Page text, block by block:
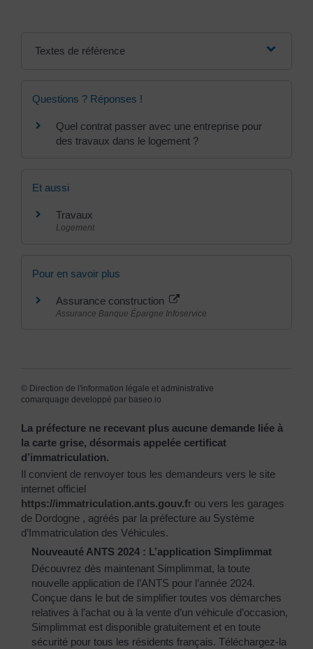
Textes de référence
Questions ? Réponses !
Quel contrat passer avec une entreprise pour
des travaux dans le logement ?
Et aussi
Travaux
Logement
Pour en savoir plus
Assurance construction
Assurance Banque Épargne Infoservice
© Direction de l'information légale et administrative
comarquage developpé par baseo.io
La préfecture ne recevant plus aucune demande liée à
la carte grise, désormais appelée certificat
d’immatriculation.
Il convient de renvoyer tous les demandeurs vers le site
internet officiel
https://immatriculation.ants.gouv.fr ou vers les garages
de Dordogne , agréés par la préfecture au Système
d’Immatriculation des Véhicules.
Nouveauté ANTS 2024 : L’application Simplimmat
Découvrez dès maintenant Simplimmat, la toute
nouvelle application de l’ANTS pour l’année 2024.
Conçue dans le but de simplifier toutes vos démarches
relatives à l’achat ou à la vente d’un véhicule d’occasion,
Simplimmat est disponible gratuitement et en toute
sécurité pour tous les résidents français. Téléchargez-la